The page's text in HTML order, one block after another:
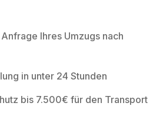
Ihres Umzugs nach
in unter 24 Stunden
bis 7.500€ für den Transport